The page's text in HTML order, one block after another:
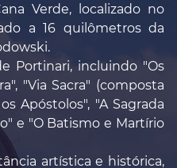
Verde, localizado no
a 16 quilômetros da
Portinari, incluindo "Os
"Via Sacra" (composta
Apóstolos", "A Sagrada
e "O Batismo e Martírio
artística e histórica,